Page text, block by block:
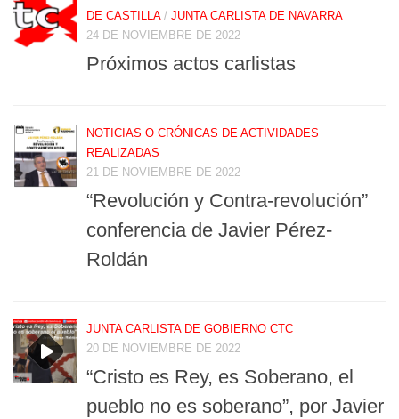
DE CASTILLA/ JUNTA CARLISTA DE NAVARRA
24 DE NOVIEMBRE DE 2022
Próximos actos carlistas
NOTICIAS O CRÓNICAS DE ACTIVIDADES
REALIZADAS
21 DE NOVIEMBRE DE 2022
“Revolución y Contra-revolución”
conferencia de Javier Pérez-
Roldán
JUNTA CARLISTA DE GOBIERNO CTC
20 DE NOVIEMBRE DE 2022
“Cristo es Rey, es Soberano, el
pueblo no es soberano”, por Javier